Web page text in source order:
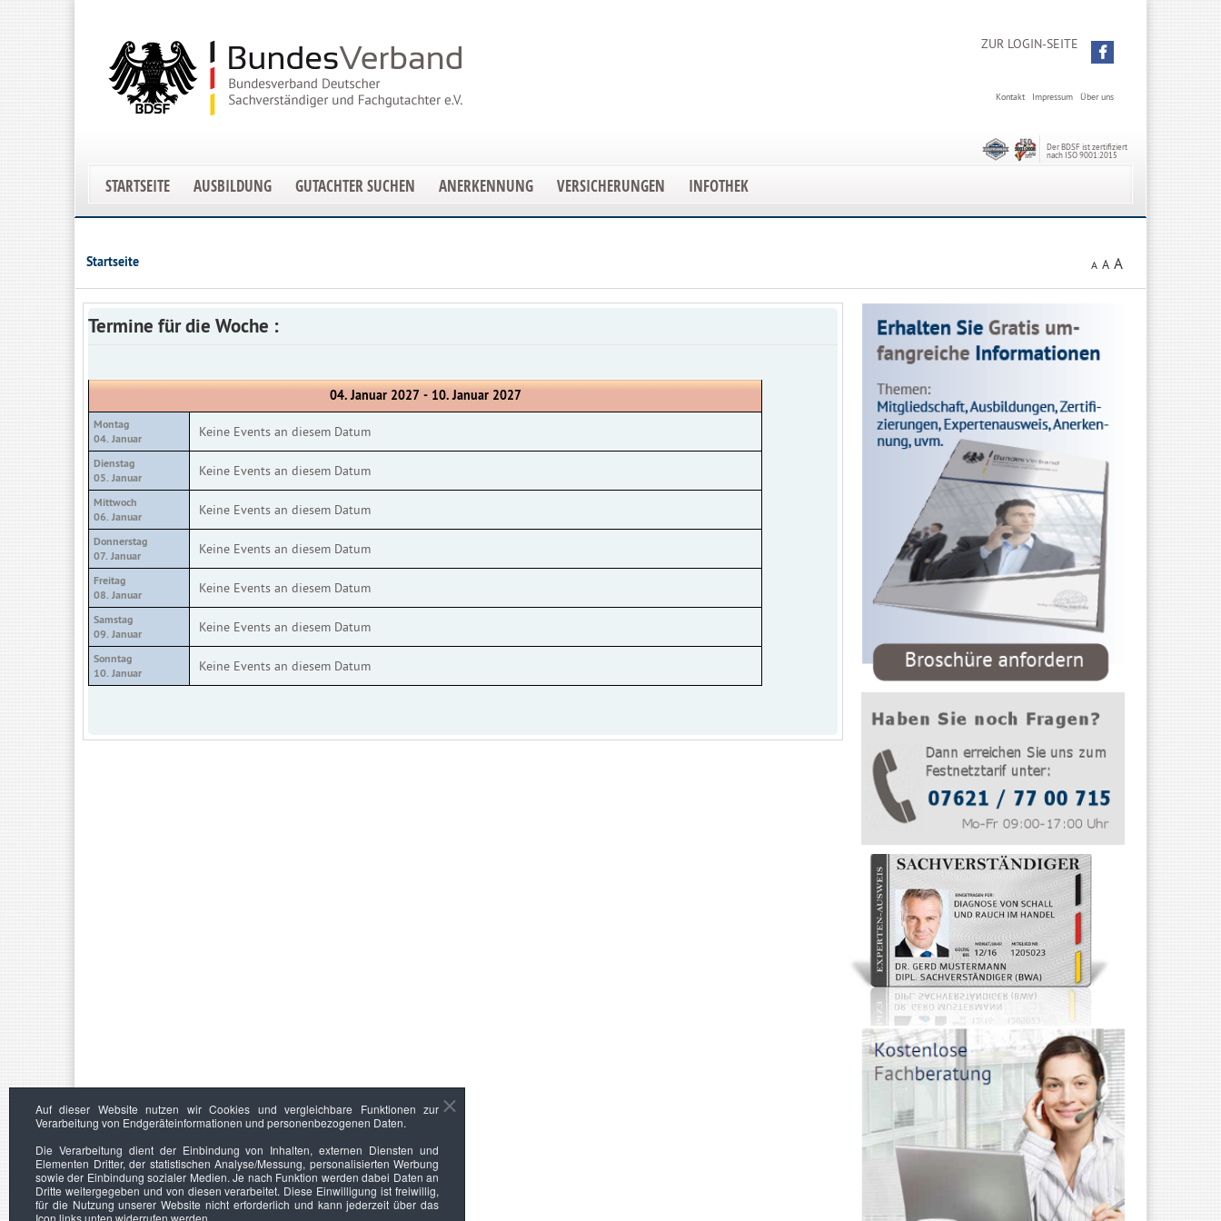
ZUR LOGIN-SEITE
Über uns
Impressum
Kontakt
Der BDSF ist zertifiziert
nach ISO 9001:2015
STARTSEITE AUSBILDUNG GUTACHTER SUCHEN ANERKENNUNG VERSICHERUNGEN INFOTHEK
Startseite A A A
Termine für die Woche :
04. Januar 2027 - 10. Januar 2027
Montag
04. Januar
Keine Events an diesem Datum
Dienstag
05. Januar
Keine Events an diesem Datum
Mittwoch
06. Januar
Keine Events an diesem Datum
Donnerstag
07. Januar
Keine Events an diesem Datum
Freitag
08. Januar
Keine Events an diesem Datum
Samstag
09. Januar
Keine Events an diesem Datum
Sonntag
10. Januar
Keine Events an diesem Datum
Auf dieser Website nutzen wir Cookies und vergleichbare Funktionen zur
Verarbeitung von Endgeräteinformationen und personenbezogenen Daten.
Die Verarbeitung dient der Einbindung von Inhalten, externen Diensten und
Elementen Dritter, der statistischen Analyse/Messung, personalisierten Werbung
sowie der Einbindung sozialer Medien. Je nach Funktion werden dabei Daten an
Dritte weitergegeben und von diesen verarbeitet. Diese Einwilligung ist freiwillig,
für die Nutzung unserer Website nicht erforderlich und kann jederzeit über das
Icon links unten widerrufen werden.